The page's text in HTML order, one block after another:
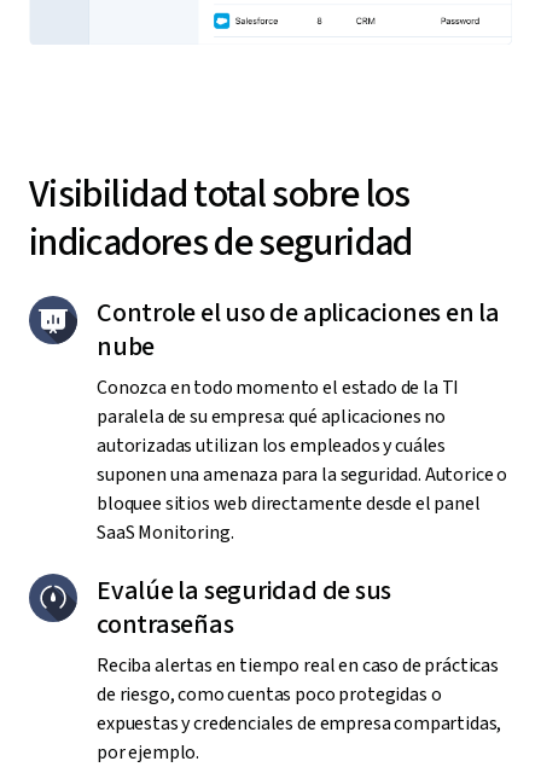
Visibilidad total sobre los
indicadores de seguridad
Controle el uso de aplicaciones en la
nube
Conozca en todo momento el estado de la TI
paralela de su empresa: qué aplicaciones no
autorizadas utilizan los empleados y cuáles
suponen una amenaza para la seguridad. Autorice o
bloquee sitios web directamente desde el panel
SaaS Monitoring.
Evalúe la seguridad de sus
contraseñas
Reciba alertas en tiempo real en caso de prácticas
de riesgo, como cuentas poco protegidas o
expuestas y credenciales de empresa compartidas,
por ejemplo.